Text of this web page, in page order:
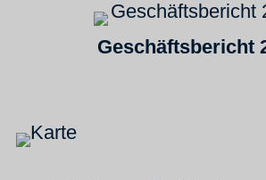
Geschäftsbericht